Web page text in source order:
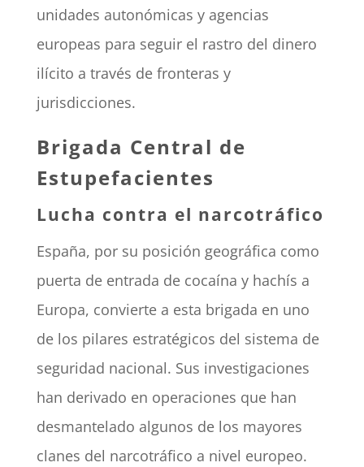
unidades autonómicas y agencias
europeas para seguir el rastro del dinero
ilícito a través de fronteras y
jurisdicciones.
Brigada Central de
Estupefacientes
Lucha contra el narcotráfico
España, por su posición geográfica como
puerta de entrada de cocaína y hachís a
Europa, convierte a esta brigada en uno
de los pilares estratégicos del sistema de
seguridad nacional. Sus investigaciones
han derivado en operaciones que han
desmantelado algunos de los mayores
clanes del narcotráfico a nivel europeo.